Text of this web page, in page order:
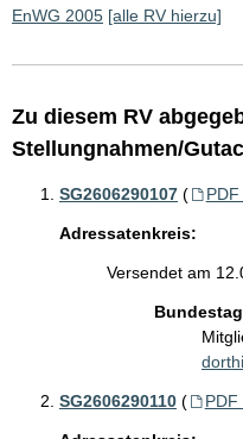
EnWG 2005 [alle RV hierzu]
Zu diesem RV
Stellungnahmen/
SG2606290107 (
Adressatenkreis:
Versendet am
Bundestag
SG2606290110 ( PDF